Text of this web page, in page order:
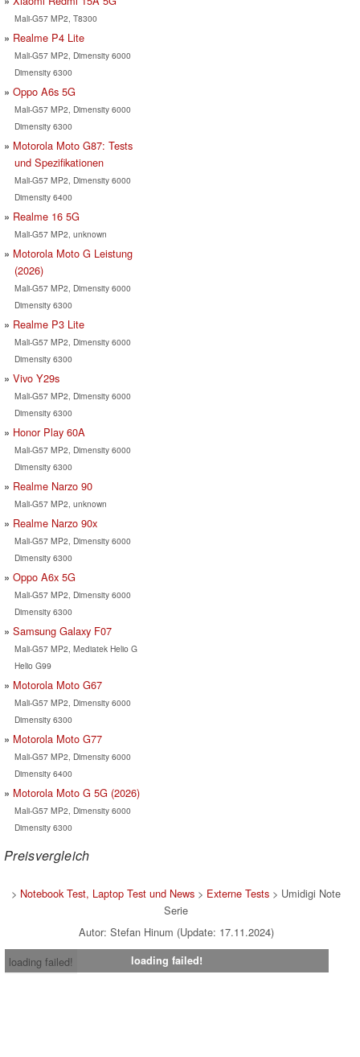
Mali-G57 MP2, T8300
Realme P4 Lite
Mali-G57 MP2, Dimensity 6000
Dimensity 6300
Oppo A6s 5G
Mali-G57 MP2, Dimensity 6000
Dimensity 6300
Motorola Moto G87: Tests
und Spezifikationen
Mali-G57 MP2, Dimensity 6000
Dimensity 6400
Realme 16 5G
Mali-G57 MP2, unknown
Motorola Moto G Leistung
(2026)
Mali-G57 MP2, Dimensity 6000
Dimensity 6300
Realme P3 Lite
Mali-G57 MP2, Dimensity 6000
Dimensity 6300
Vivo Y29s
Mali-G57 MP2, Dimensity 6000
Dimensity 6300
Honor Play 60A
Mali-G57 MP2, Dimensity 6000
Dimensity 6300
Realme Narzo 90
Mali-G57 MP2, unknown
Realme Narzo 90x
Mali-G57 MP2, Dimensity 6000
Dimensity 6300
Oppo A6x 5G
Mali-G57 MP2, Dimensity 6000
Dimensity 6300
Samsung Galaxy F07
Mali-G57 MP2, Mediatek Helio G
Helio G99
Motorola Moto G67
Mali-G57 MP2, Dimensity 6000
Dimensity 6300
Motorola Moto G77
Mali-G57 MP2, Dimensity 6000
Dimensity 6400
Motorola Moto G 5G (2026)
Mali-G57 MP2, Dimensity 6000
Dimensity 6300
Preisvergleich
> Notebook Test, Laptop Test und News > Externe Tests > Umidigi Note
Serie
Autor: Stefan Hinum (Update: 17.11.2024)
loading failed!
loading failed!